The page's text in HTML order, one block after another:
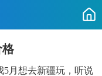
格
5月想去新疆玩，听说